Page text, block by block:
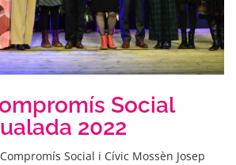
Social
2022
Social i Cívic Mossèn Josep